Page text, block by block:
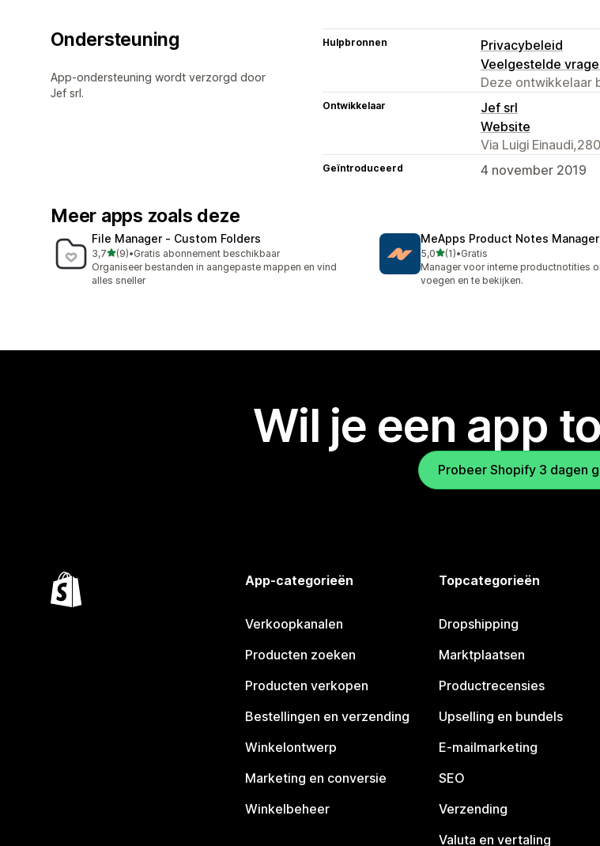
Ondersteuning
App-ondersteuning wordt verzorgd door
Jef srl.
Hulpbronnen
Privacybeleid
Veelgestelde
Deze ontwikkelaar
Ontwikkelaar
Jef srl
Website
Via Luigi
Geïntroduceerd 4 november 2019
Meer apps zoals deze
File Manager ‑ Custom Folders
3,7van 5 sterren
(9)
9 recensies in totaal
•Gratis abonnement beschikbaar
Organiseer bestanden in aangepaste mappen en vind
alles sneller
MeApps Product Notes Manager
5,0van 5 sterren
(1)
1 recensies in totaal
•Gratis
Manager voor interne productnotities
voegen en te bekijken.
Wil je een app
Probeer Shopify 3 dagen
App-categorieën
Verkoopkanalen
Producten zoeken
Producten verkopen
Bestellingen en verzending
Winkelontwerp
Marketing en conversie
Winkelbeheer
Topcategorieën
Dropshipping
Marktplaatsen
Productrecensies
Upselling en bundels
E-mailmarketing
SEO
Verzending
Valuta en vertaling